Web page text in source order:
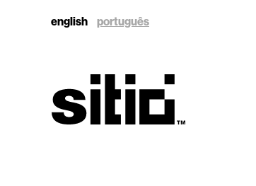
english português
sitio